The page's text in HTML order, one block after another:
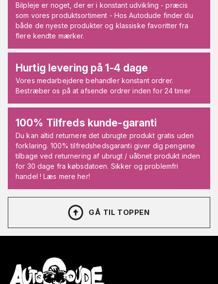
Bilpleje er noget, der er i konstant udvikling - præcis
som vores produktsortiment - Hos Autodude finder du
både de nyeste produkter og klassiske favoritter fra
flere kendte mærker.
Hurtig levering på 1-4 dage
Vores medarbejdere behandler konstant ordrer.
Bestræber os på at afsende ordrer inden for 24 timer
100% Tilfreds kunde-garanti
Du kan altid returnere det ubrugte produkt gratis uden
forklaring. 100% tilfredshedsgaranti giver dig pengene
tilbage ved returnering af ubrugt / uåbnet produkt inden
for 30 dage fra købsdatoen. Sikker og problemfri
handel ! Læs mere her!
GÅ TIL TOPPEN